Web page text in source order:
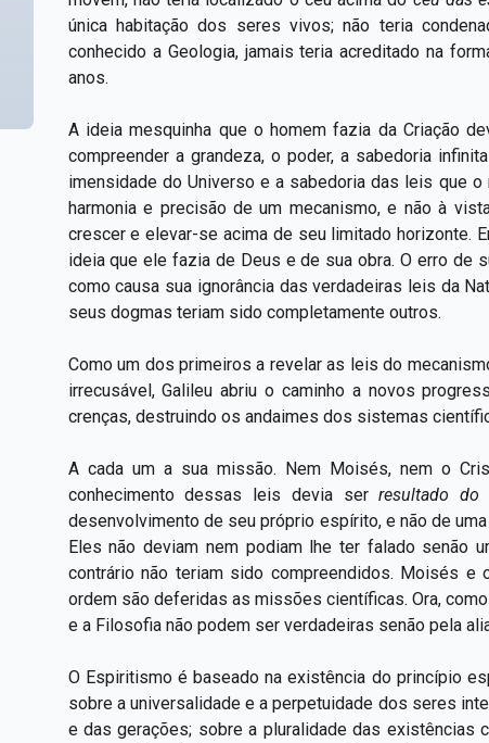
única habitação dos seres vivos; não teria
conhecido a Geologia, jamais teria acreditado na
anos.
A ideia mesquinha que o homem fazia da Criação
compreender a grandeza, o poder, a sabedoria
imensidade do Universo e a sabedoria das leis que
harmonia e precisão de um mecanismo, e não à
crescer e elevar-se acima de seu limitado horizonte.
ideia que ele fazia de Deus e de sua obra. O erro de
como causa sua ignorância das verdadeiras leis da
seus dogmas teriam sido completamente outros.
Como um dos primeiros a revelar as leis do
irrecusável, Galileu abriu o caminho a novos
crenças, destruindo os andaimes dos sistemas
A cada um a sua missão. Nem Moisés, nem o
conhecimento dessas leis devia serresultado do
desenvolvimento de seu próprio espírito, e não de
Eles não deviam nem podiam lhe ter falado senão
contrário não teriam sido compreendidos. Moisés e
ordem são deferidas as missões científicas. Ora,
e a Filosofia não podem ser verdadeiras senão pela
O Espiritismo é baseado na existência do princípio
sobre a universalidade e a perpetuidade dos seres
e das gerações; sobre a pluralidade das existências